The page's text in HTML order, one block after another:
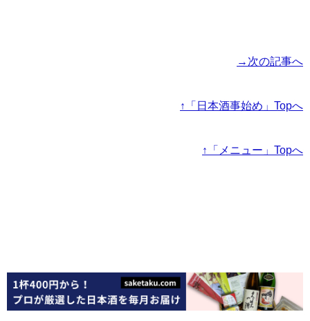
→次の記事へ
↑「日本酒事始め」Topへ
↑「メニュー」Topへ